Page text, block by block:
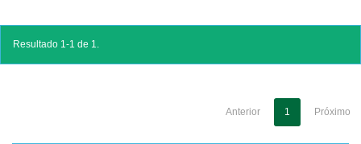
Resultado 1-1 de 1.
Anterior 1 Próximo